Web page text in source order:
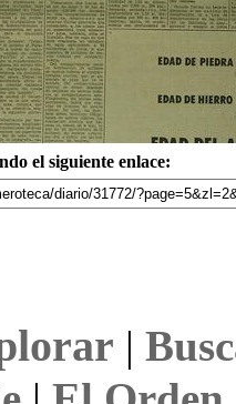
el siguiente enlace:
|